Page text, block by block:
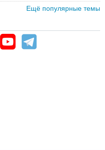
Ещё популярные темы